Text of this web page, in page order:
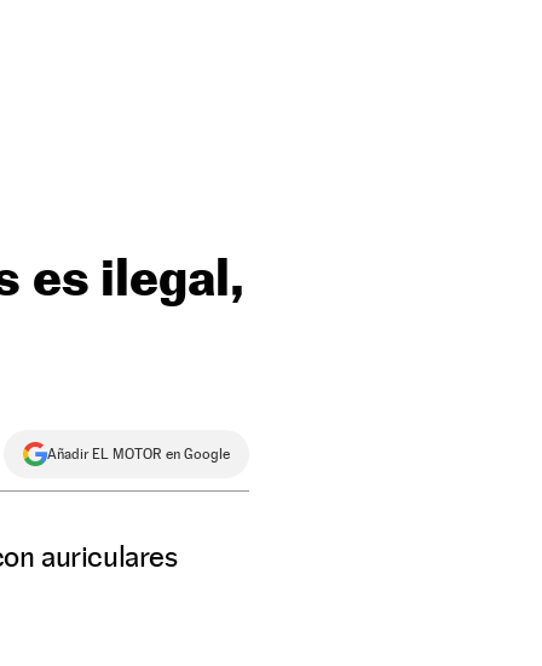
es ilegal,
Añadir EL MOTOR en Google
auriculares